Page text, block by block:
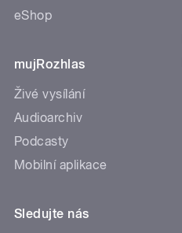
eShop
mujRozhlas
Živé vysílání
Audioarchiv
Podcasty
Mobilní aplikace
Sledujte nás